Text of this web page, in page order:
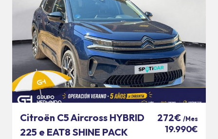
Citroën C5 Aircross HYBRID
225 e EAT8 SHINE PACK
272€ /Mes
19.990€